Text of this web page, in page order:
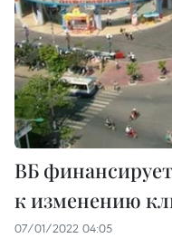
ВБ
к изменению
07/01/2022 04:05